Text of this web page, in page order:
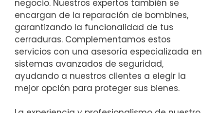
negocio. Nuestros expertos también se
encargan de la reparación de bombines,
garantizando la funcionalidad de tus
cerraduras. Complementamos estos
servicios con una asesoría especializada en
sistemas avanzados de seguridad,
ayudando a nuestros clientes a elegir la
mejor opción para proteger sus bienes.